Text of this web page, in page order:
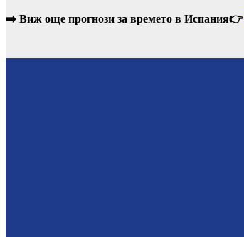
➡️ Виж още прогнози за времето в Испания👉